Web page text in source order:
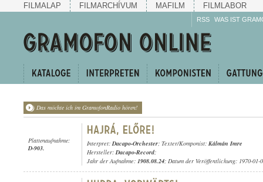
FILMALAP FILMARCHÍVUM MAFILM FILMLABOR
RSS WAS IST
Das möchte ich im GramofonRadio hören!
Plattenaufnahme:
D-903.
Interpret:Dacapo-Orchester; Texter/Komponist: Kálmán Imre
Hersteller:Dacapo-Record;
Jahr der Aufnahme: 1908.08.24; Datum der Veröffentlichung: 1970-01-